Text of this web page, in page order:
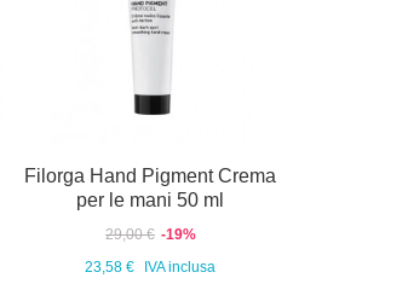
Filorga Hand Pigment Crema
per le mani 50 ml
29,00 € -19%
23,58 €
IVA inclusa